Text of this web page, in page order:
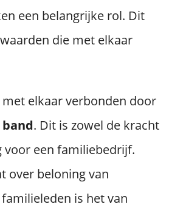
een belangrijke rol. Dit
die met elkaar
met elkaar verbonden door
. Dit is zowel de kracht
voor een familiebedrijf.
over beloning van
is het van